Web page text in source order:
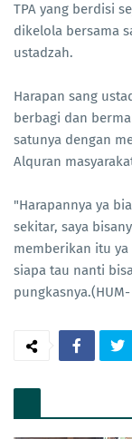
TPA yang berdisi
dikelola bersama
ustadzah.
Harapan sang
berbagi dan
satunya dengan
Alquran
"Harapannya ya
sekitar, saya
memberikan itu
siapa tau nanti
pungkasnya.(HUM-